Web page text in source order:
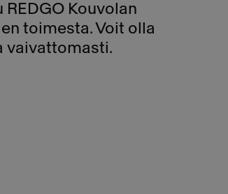
REDGO Kouvolan
toimesta. Voit olla
vaivattomasti.